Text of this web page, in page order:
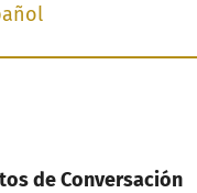
de Conversación